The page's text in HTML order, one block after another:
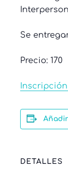
Se
Precio: 170
DETALLES